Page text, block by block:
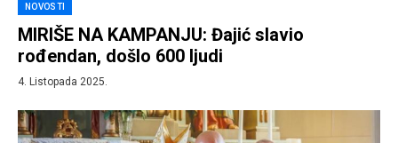
NOVOSTI
MIRIŠE NA KAMPANJU: Đajić slavio
rođendan, došlo 600 ljudi
4. Listopada 2025.